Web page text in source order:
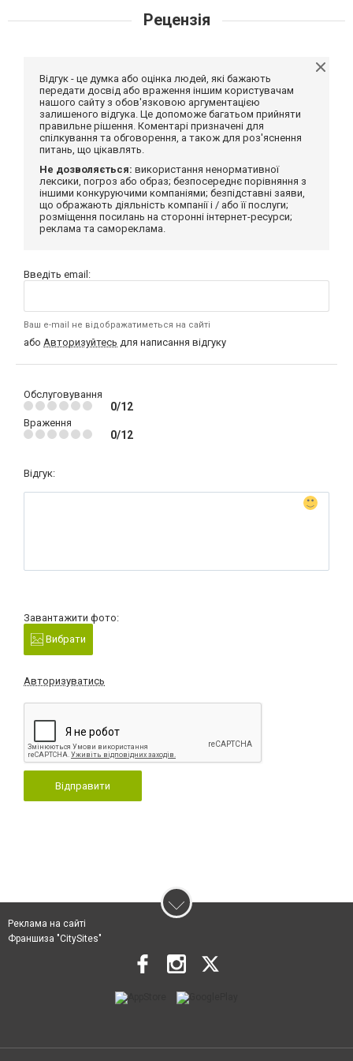
Рецензія
Відгук - це думка або оцінка людей, які бажають
передати досвід або враження іншим користувачам
нашого сайту з обов'язковою аргументацією
залишеного відгука. Це допоможе багатьом прийняти
правильне рішення. Коментарі призначені для
спілкування та обговорення, а також для роз'яснення
питань, що цікавлять.
Не дозволяється: використання ненормативної
лексики, погроз або образ; безпосереднє порівняння з
іншими конкуруючими компаніями; безпідставні заяви,
що ображають діяльність компанії і / або її послуги;
розміщення посилань на сторонні інтернет-ресурси;
реклама та самореклама.
Введіть email:
Ваш e-mail не відображатиметься на сайті
або Авторизуйтесь для написання відгуку
Обслуговування
0/12
Враження
0/12
Відгук:
Завантажити фото:
Вибрати
Авторизуватись
Відправити
Реклама на сайті
Франшиза "CitySites"